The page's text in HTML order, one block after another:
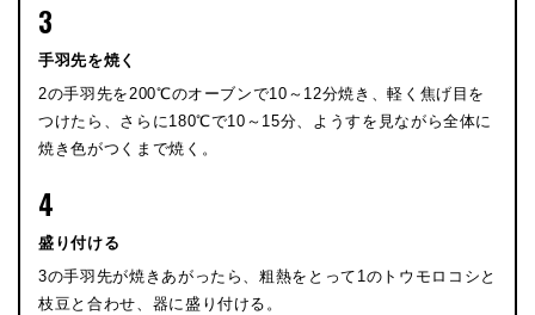
3
手羽先を焼く
2の手羽先を200℃のオーブンで10～12分焼き、軽く焦げ目を
つけたら、さらに180℃で10～15分、ようすを見ながら全体に
焼き色がつくまで焼く。
4
盛り付ける
3の手羽先が焼きあがったら、粗熱をとって1のトウモロコシと
枝豆と合わせ、器に盛り付ける。